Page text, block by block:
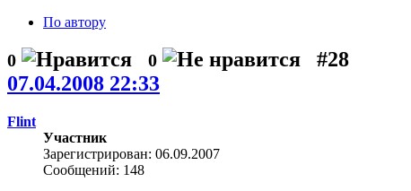
По автору
0 0
#28
07.04.2008 22:33
Flint
Участник
Зарегистрирован: 06.09.2007
Сообщений: 148